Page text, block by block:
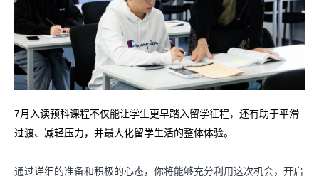
7月入读预科课程不仅能让学生更早踏入留学征程，还有助于平滑
过渡、减轻压力，并最大化留学生活的整体体验。
通过详细的准备和积极的心态，你将能够充分利用这次机会， 开启